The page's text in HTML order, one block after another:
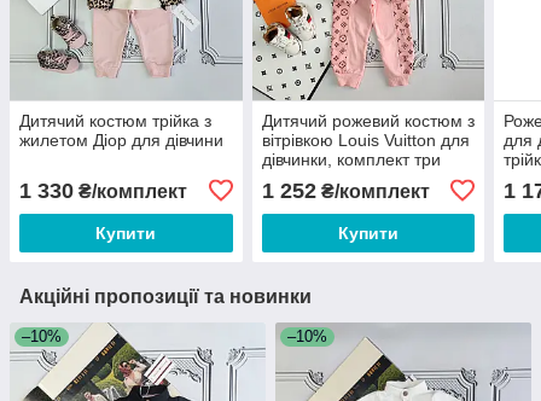
Дитячий костюм трійка з
жилетом Діор для дівчини
1 330 ₴/комплект
Купити
Дитячий рожевий костюм з
вітрівкою Louis Vuitton для
дівчинки, комплект три
1 252₴/комплект
Купити
для
1
Акційні пропозиції та новинки
–10% –10%